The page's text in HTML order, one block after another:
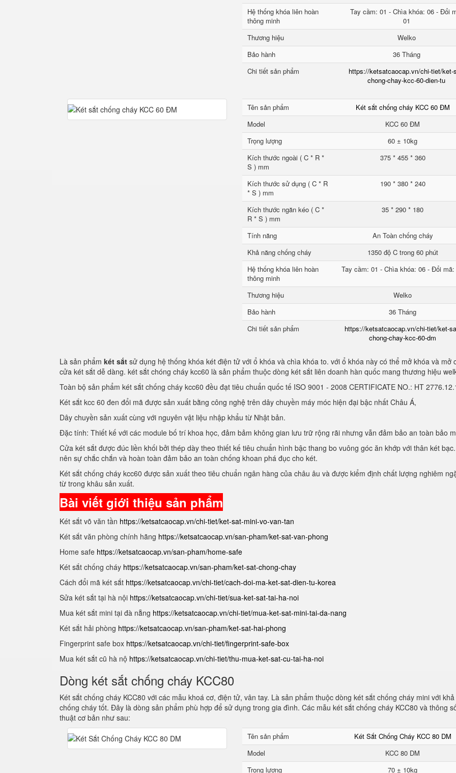
Hệ thống khóa liên hoàn
thông minh
Tay cầm: 01 - Chìa khóa: 06 - Đổi
01
Thương hiệu
Welko
Bảo hành
36 Tháng
Chi tiết sản phẩm
https://ketsatcaocap.vn/chi-tiet/ket-
chong-chay-kcc-60-dien-tu
Tên sản phẩm
Két sắt chống cháy KCC 60 ĐM
Model
KCC 60 ĐM
Trọng lượng
60 ± 10kg
Kích thước ngoài ( C * R *
S ) mm
375 * 455 * 360
Kích thước sử dụng ( C * R
* S ) mm
190 * 380 * 240
Kích thước ngăn kéo ( C *
R * S ) mm
35 * 290 * 180
Tính năng
An Toàn chống cháy
Khả năng chống cháy
1350 độ C trong 60 phút
Hệ thống khóa liên hoàn
thông minh
Tay cầm: 01 - Chìa khóa: 06 - Đổi
Thương hiệu
Welko
Bảo hành
36 Tháng
Chi tiết sản phẩm
https://ketsatcaocap.vn/chi-tiet/ket-
chong-chay-kcc-60-dm
Là sản phẩm két sắt sử dụng hệ thống khóa két điện tử với ổ khóa và chìa khóa to. với ổ khóa này có thể mở khóa và mở
cửa két sắt dễ dàng. két sắt chóng cháy kcc60 là sản phẩm thuộc dòng két sắt liên doanh hàn quốc mang thương hiệu
Toàn bộ sản phẩm két sắt chống cháy kcc60 đều đạt tiêu chuẩn quốc tế ISO 9001 - 2008 CERTIFICATE NO.: HT
Két sắt kcc 60 đen đổi mã được sản xuất bằng công nghệ trên dây chuyền máy móc hiện đại bậc nhất Châu Á,
Dây chuyền sản xuất cùng với nguyên vật liệu nhập khẩu từ Nhật bản.
Đặc tính: Thiết kế với các module bố trí khoa học, đảm bảm không gian lưu trữ rộng rãi nhưng vẫn đảm bảo an toàn bảo
Cửa két sắt được đúc liền khối bởi thép dày theo thiết kế tiêu chuẩn hình bậc thang bo vuông góc ăn khớp với thân két
nên sự chắc chắn và hoàn toàn đảm bảo an toàn chống khoan phá đục cho két.
Két sắt chống cháy kcc60 được sản xuất theo tiêu chuẩn ngân hàng của châu âu và được kiểm định chất lượng nghiêm
từ trong khâu sản xuất.
Bài viết giới thiệu sản phẩm
Két sắt võ văn tần https://ketsatcaocap.vn/chi-tiet/ket-sat-mini-vo-van-tan
Két sắt văn phòng chính hãng https://ketsatcaocap.vn/san-pham/ket-sat-van-phong
Home safe https://ketsatcaocap.vn/san-pham/home-safe
Két sắt chống cháy https://ketsatcaocap.vn/san-pham/ket-sat-chong-chay
Cách đổi mã két sắt https://ketsatcaocap.vn/chi-tiet/cach-doi-ma-ket-sat-dien-tu-korea
Sửa két sắt tại hà nội https://ketsatcaocap.vn/chi-tiet/sua-ket-sat-tai-ha-noi
Mua két sắt mini tại đà nẵng https://ketsatcaocap.vn/chi-tiet/mua-ket-sat-mini-tai-da-nang
Két sắt hải phòng https://ketsatcaocap.vn/san-pham/ket-sat-hai-phong
Fingerprint safe box https://ketsatcaocap.vn/chi-tiet/fingerprint-safe-box
Mua két sắt cũ hà nộ https://ketsatcaocap.vn/chi-tiet/thu-mua-ket-sat-cu-tai-ha-noi
Dòng két sắt chống cháy KCC80
Két sắt chống cháy KCC80 với các mẫu khoá cơ, điện tử, vân tay. Là sản phẩm thuộc dòng két sắt chống cháy mini với
chống cháy tốt. Đây là dòng sản phẩm phù hợp để sử dụng trong gia đình. Các mẫu két sắt chống cháy KCC80 và thông
thuật cơ bản như sau:
Tên sản phẩm
Két Sắt Chống Cháy KCC 80 DM
Model
KCC 80 DM
Trọng lượng
70 ± 10kg